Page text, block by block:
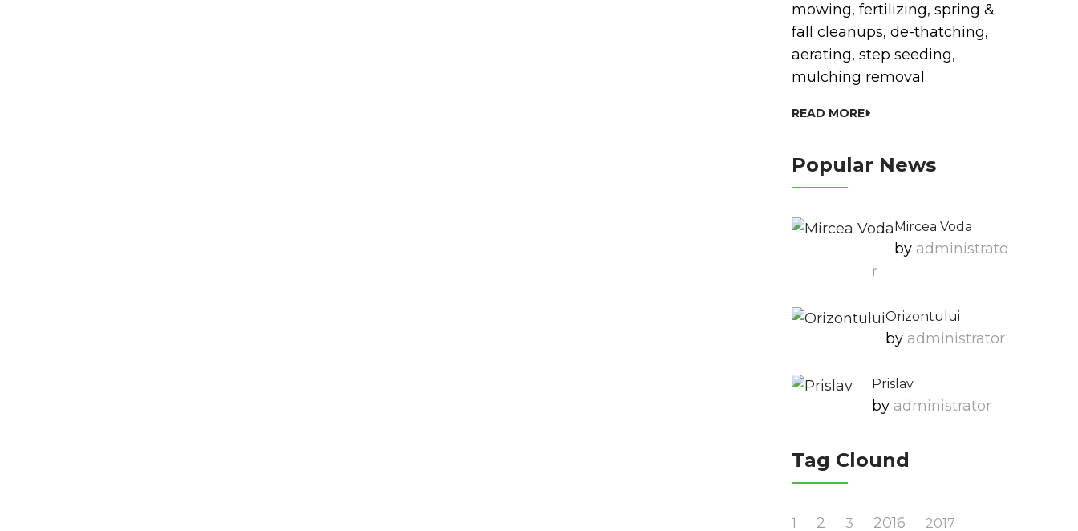
mowing, fertilizing, spring &
fall cleanups, de-thatching,
aerating, step seeding,
mulching removal.
READ MORE
Popular News
Mircea Voda
by Administrato
R
Orizontului
by Administrator
Prislav
by Administrator
Tag Clound
1 2 3 2016 2017